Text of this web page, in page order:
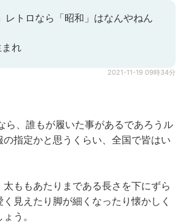
レトロなら「昭和」はなんやねん
れ
2021-11-19 09時34分
ら、誰もが履いた事があるであろうル
指定かと思うくらい、全国で皆はい
ももあたりまである長さを下にずら
見えたり脚が細くなったり懐かしく
う。